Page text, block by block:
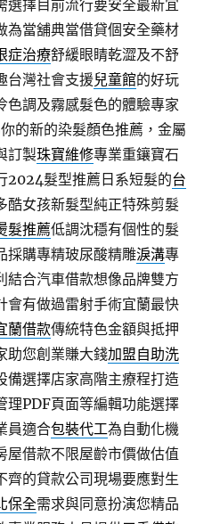
選擇目前流行要安全最新宜
為當舖典當借貸個安全藥材
症治療舒緩眼睛乾澀及不舒
台灣社會支援兒童館的好玩
色調及霧感髮色的體驗專家
的新的染髮顏色推薦，金屬
訂製珠寶維修專業重鑲寶石
2024髮型推薦日系短髮的台
酷女孩新髮型純正特殊剪髮
髮推薦低調沈穩有個性的髮
採購專精玻尿酸‬精雕淚溝專
結合汽車借款想像品牌雙方
會有做過雷射手術宜蘭最快
蘭借款傳統特色金額與抵押
助您創業賺大錢加盟自助洗
備選擇店家高階主療程打造
理PDF頁面等編輯功能選擇
員適合包裝代工為自動化機
屋借款不限屋齡市價做估值
齊的貸款公司現場要應對生
保全需求與同意扮演您精品